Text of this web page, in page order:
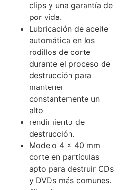
clips y una garantía de
por vida.
Lubricación de aceite
automática en los
rodillos de corte
durante el proceso de
destrucción para
mantener
constantemente un
alto
rendimiento de
destrucción.
Modelo 4 x 40 mm
corte en partículas
apto para destruir CDs
y DVDs más comunes.